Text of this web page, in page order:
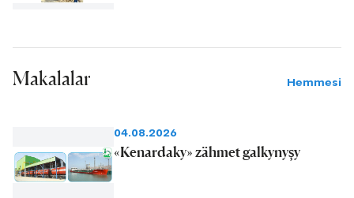
Makalalar Hemmesi
04.08.2026
«Kenardaky» zähmet galkynyşy